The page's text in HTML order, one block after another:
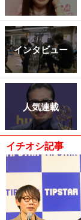
インタビュー
人気連載
イチオシ記事